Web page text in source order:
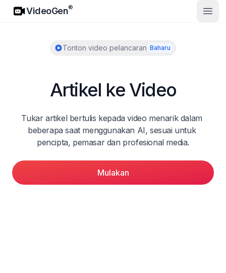
VideoGen
VideoGen®
Buka
Tonton video pelancaran Baharu
Artikel ke Video
Tukar artikel bertulis kepada video menarik dalam
beberapa saat menggunakan AI, sesuai untuk
pencipta, pemasar dan profesional media.
Mulakan